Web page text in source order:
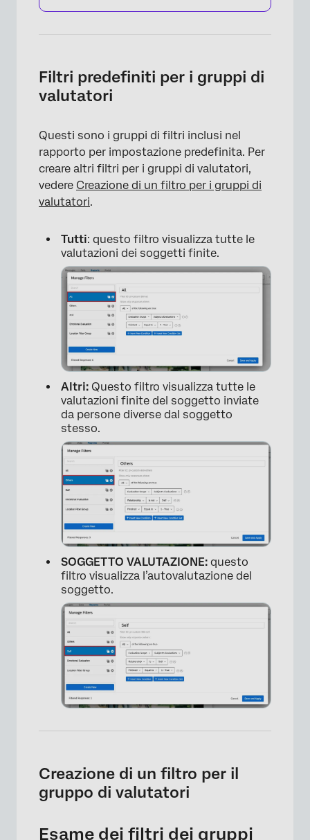
Filtri predefiniti per i gruppi di
valutatori
Questi sono i gruppi di filtri inclusi nel
rapporto per impostazione predefinita. Per
creare altri filtri per i gruppi di valutatori,
vedere Creazione di un filtro per i gruppi di
valutatori.
Tutti: questo filtro visualizza tutte le
valutazioni dei soggetti finite.
Altri: Questo filtro visualizza tutte le
valutazioni finite del soggetto inviate
da persone diverse dal soggetto
stesso.
SOGGETTO VALUTAZIONE: questo
filtro visualizza l’autovalutazione del
soggetto.
Creazione di un filtro per il
gruppo di valutatori
Esame dei filtri dei gruppi